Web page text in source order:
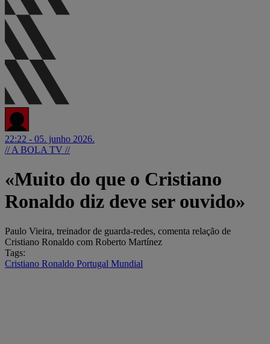
22:22 - 05. junho 2026.
// A BOLA TV //
«Muito do que o Cristiano
Ronaldo diz deve ser ouvido»
Paulo Vieira, treinador de guarda-redes, comenta relação de
Cristiano Ronaldo com Roberto Martínez
Tags:
Cristiano Ronaldo Portugal Mundial